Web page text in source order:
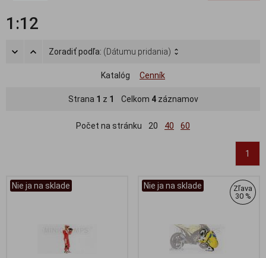
1:12
Zoradiť podľa: (Dátumu pridania)
Katalóg Cenník
Strana 1 z 1 Celkom 4záznamov
Počet na stránku 20 40 60
1
Nie ja na sklade Nie ja na sklade
Zľava
30 %